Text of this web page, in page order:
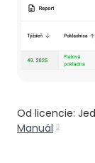
Od licencie:
Manuál